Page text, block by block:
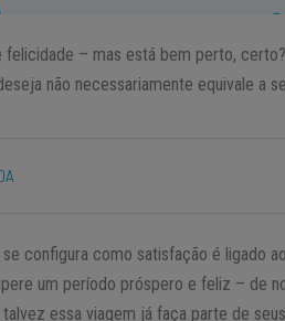
– mas está bem perto,
não necessariamente equivale a
se configura como satisfação é ligado
um período próspero e feliz – de
essa viagem já faça parte de